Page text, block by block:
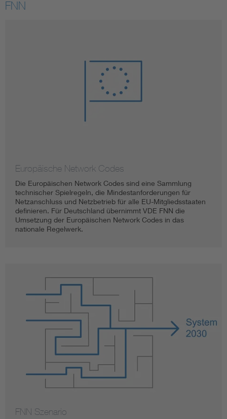
FNN
Europäische Network Codes
Die Europäischen Network Codes sind eine Sammlung
technischer Spielregeln, die Mindestanforderungen für
Netzanschluss und Netzbetrieb für alle EU-Mitgliedsstaaten
definieren. Für Deutschland übernimmt VDE FNN die
Umsetzung der Europäischen Network Codes in das
nationale Regelwerk.
FNN Szenario